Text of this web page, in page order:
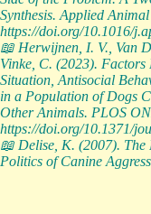
Synthesis. Applied
https://doi.org/10.1016/
📖 Herwijnen, I. V., Van
Vinke, C. (2023). Factors
Situation, Antisocial
in a Population of Dogs
Other Animals. PLOS
https://doi.org/10.1371/
📖 Delise, K. (2007).
Politics of Canine